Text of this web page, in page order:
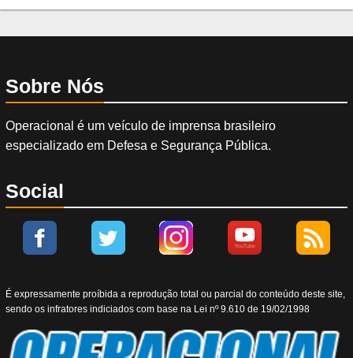
Sobre Nós
Operacional é um veículo de imprensa brasileiro
especializado em Defesa e Segurança Pública.
Social
É expressamente proíbida a reprodução total ou parcial do conteúdo deste site,
sendo os infratores indiciados com base na Lei nº 9.610 de 19/02/1998